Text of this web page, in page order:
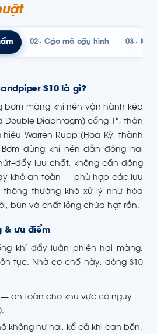
02 · Các mã cấu hình 03 · Kỹ
S10 là gì?
bơm màng khí nén vận hành kép
Double Diaphragm) cổng 1″, thân
Warren Rupp (Hoa Kỳ, thành
dùng khí nén dẫn động hai
lưu chất, không cần động
khô an toàn — phù hợp các lưu
thường khó xử lý như hóa
bùn và chất lỏng chứa hạt rắn.
& ưu điểm
khí đẩy luân phiên hai màng,
tục. Nhờ cơ chế này, dòng S10
— an toàn cho khu vực có nguy
không hư hại, kể cả khi cạn bồn.